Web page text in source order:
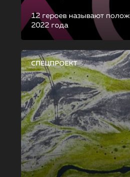
12 героев называют
2022 года
СПЕЦПРОЕКТ